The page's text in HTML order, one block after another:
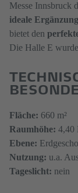
Messe Innsbruck
ideale
bietet den
Die Halle E
Fläche: 660 m²
Raumhöhe: 4,40
Ebene:
Nutzung: u.a.
Tageslicht: nein